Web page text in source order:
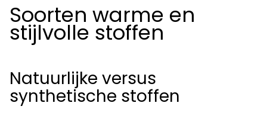
Soorten warme en
stijlvolle stoffen
Natuurlijke versus
synthetische stoffen